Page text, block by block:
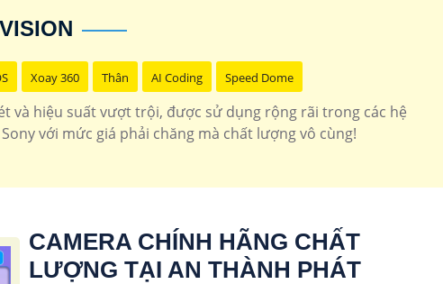
Xoay 360 Thân AI Coding Speed Dome
và hiệu suất vượt trội, được sử dụng rộng rãi trong các hệ
với mức giá phải chăng mà chất lượng vô cùng!
CAMERA CHÍNH HÃNG CHẤT
LƯỢNG TẠI AN THÀNH PHÁT